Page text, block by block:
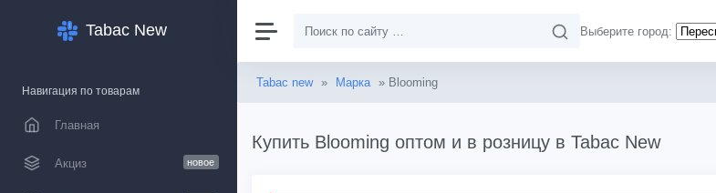
Tabac New
Навигация по товарам
Главная
Акциз новое
Выберите город:
Tabac new » Марка » Blooming
Купить Blooming оптом и в розницу в Tabac New